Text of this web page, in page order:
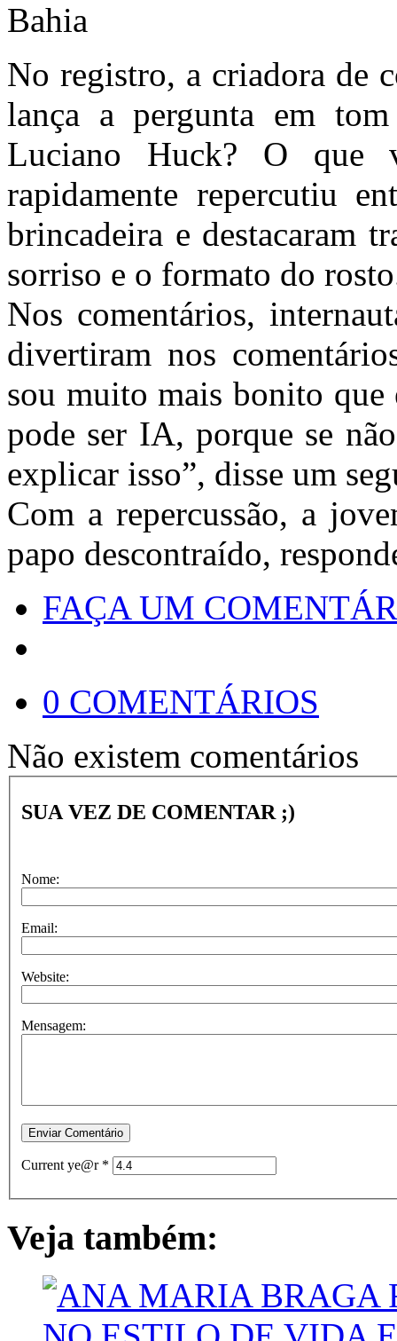
Bahia
No registro, a criadora de
lança a pergunta em
Luciano Huck? O que
rapidamente repercutiu
brincadeira e destacaram
sorriso e o formato do
Nos comentários,
divertiram nos
sou muito mais bonito que
pode ser IA, porque se
explicar isso”, disse um
Com a repercussão, a
papo descontraído,
FAÇA UM
0 COMENTÁRIOS
Não existem comentários
SUA VEZ DE COMENTAR ;)
Nome:
Email:
Website:
Mensagem:
Current ye@r *
Veja também: